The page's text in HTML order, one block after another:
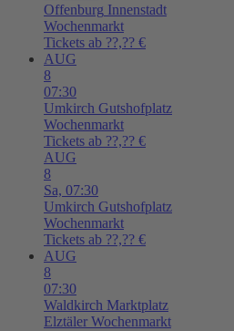
Offenburg Innenstadt
Wochenmarkt
Tickets ab ??,?? €
AUG
8
07:30
Umkirch Gutshofplatz
Wochenmarkt
Tickets ab ??,?? €
AUG
8
Sa, 07:30
Umkirch Gutshofplatz
Wochenmarkt
Tickets ab ??,?? €
AUG
8
07:30
Waldkirch Marktplatz
Elztäler Wochenmarkt